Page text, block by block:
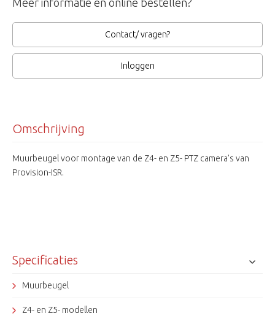
Meer informatie en online bestellen?
Contact/ vragen?
Inloggen
Omschrijving
Muurbeugel voor montage van de Z4- en Z5- PTZ camera's van
Provision-ISR.
Specificaties
Muurbeugel
Z4- en Z5- modellen